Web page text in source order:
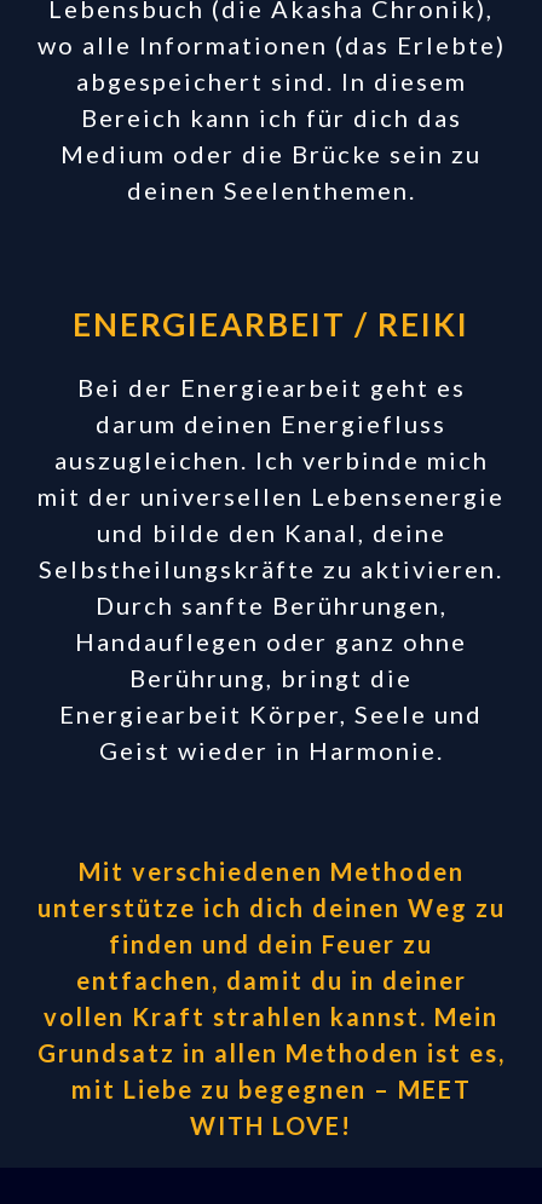
Lebensbuch (die Akasha Chronik),
wo alle Informationen (das Erlebte)
abgespeichert sind. In diesem
Bereich kann ich für dich das
Medium oder die Brücke sein zu
deinen Seelenthemen.
ENERGIEARBEIT / REIKI
Bei der Energiearbeit geht es
darum deinen Energiefluss
auszugleichen. Ich verbinde mich
mit der universellen Lebensenergie
und bilde den Kanal, deine
Selbstheilungskräfte zu aktivieren.
Durch sanfte Berührungen,
Handauflegen oder ganz ohne
Berührung, bringt die
Energiearbeit Körper, Seele und
Geist wieder in Harmonie.
Mit verschiedenen Methoden
unterstütze ich dich deinen Weg zu
finden und dein Feuer zu
entfachen, damit du in deiner
vollen Kraft strahlen kannst. Mein
Grundsatz in allen Methoden ist es,
mit Liebe zu begegnen – MEET
WITH LOVE!